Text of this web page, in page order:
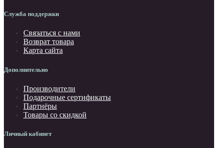
Служба поддержки
Связаться с нами
Возврат товара
Карта сайта
Дополнительно
Производители
Подарочные сертификаты
Партнёры
Товары со скидкой
Личный кабинет